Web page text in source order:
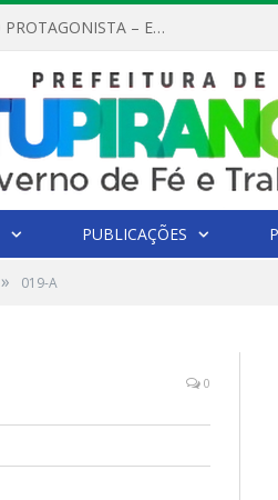
REGULAMENTO OFICIAL DO PRÊMIO ALUNO PROTAGONISTA – EDIÇÃO 2026
PUBLICAÇÕES
» 019-A
0